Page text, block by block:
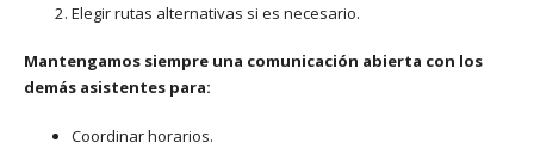
Elegir rutas alternativas si es necesario.
Mantengamos siempre una comunicación abierta con los
demás asistentes para:
Coordinar horarios.